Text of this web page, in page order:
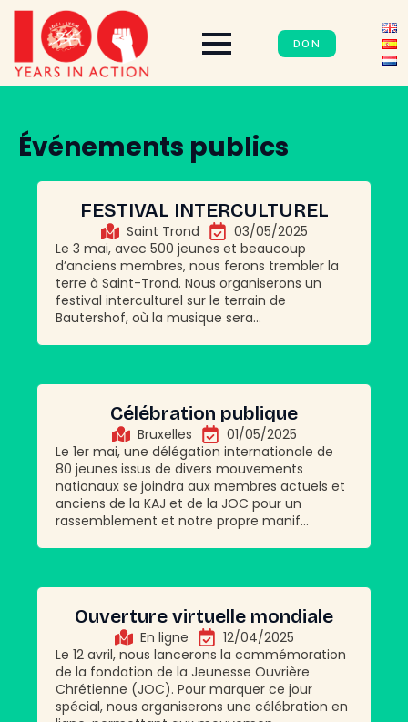
DON
Événements publics
FESTIVAL INTERCULTUREL
Saint Trond
03/05/2025
Le 3 mai, avec 500 jeunes et beaucoup
d’anciens membres, nous ferons trembler la
terre à Saint-Trond. Nous organiserons un
festival interculturel sur le terrain de
Bautershof, où la musique sera...
Célébration publique
Bruxelles
01/05/2025
Le 1er mai, une délégation internationale de
80 jeunes issus de divers mouvements
nationaux se joindra aux membres actuels et
anciens de la KAJ et de la JOC pour un
rassemblement et notre propre manif...
Ouverture virtuelle mondiale
En ligne
12/04/2025
Le 12 avril, nous lancerons la commémoration
de la fondation de la Jeunesse Ouvrière
Chrétienne (JOC). Pour marquer ce jour
spécial, nous organiserons une célébration en